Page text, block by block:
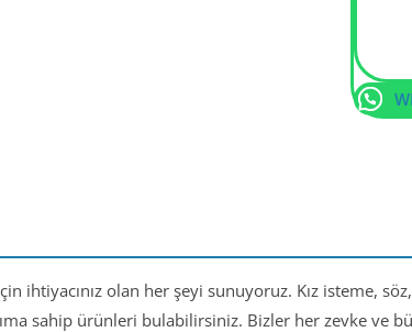
ihtiyacınız olan her şeyi sunuyoruz. Kız isteme,
sahip ürünleri bulabilirsiniz. Bizler her zevke ve